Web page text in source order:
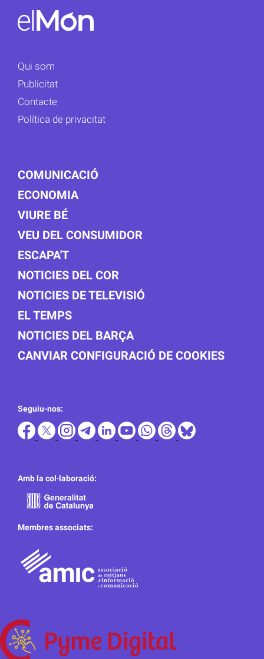
Qui som
Publicitat
Contacte
Política de privacitat
COMUNICACIÓ
ECONOMIA
VIURE BÉ
VEU DEL CONSUMIDOR
ESCAPA'T
NOTICIES DEL COR
NOTICIES DE TELEVISIÓ
EL TEMPS
NOTICIES DEL BARÇA
CANVIAR CONFIGURACIÓ DE COOKIES
Seguiu-nos:
Amb la col·laboració:
Membres associats: